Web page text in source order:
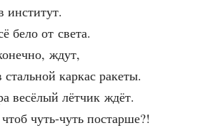
институт.
бело от света.
ждут,
кар­кас ракеты.
весё­лый лёт­чик ждёт.
чуть-чуть постарше?!